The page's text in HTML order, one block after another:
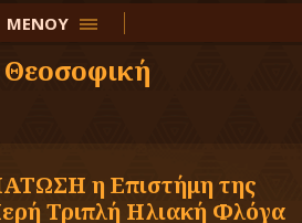
ΜΕΝΟΥ
Θεοσοφική
η Επιστήμη της
Τριπλή Ηλιακή Φλόγα